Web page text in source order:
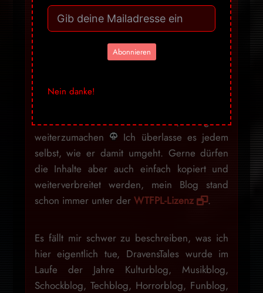
Gegenüber für eine Einstellung dazu pflegt.
Ich will niemandem Honig ums Maul
schmieren, um auf irgendwelche Weise
Erwartungen zu erfüllen, daher werde ich
werde ich diese politischen Statements
denn es ist nicht mein Ziel, ewig so
weiterzumachen
Ich überlasse es jedem
selbst, wie er damit umgeht. Gerne dürfen
die Inhalte aber auch einfach kopiert und
weiterverbreitet werden, mein Blog stand
schon immer unter der WTFPL-Lizenz .
Es fällt mir schwer zu beschreiben, was ich
hier eigentlich tue, DravensTales wurde im
Laufe der Jahre Kulturblog, Musikblog,
Schockblog, Techblog, Horrorblog, Funblog,
Abonnieren
Nein danke!